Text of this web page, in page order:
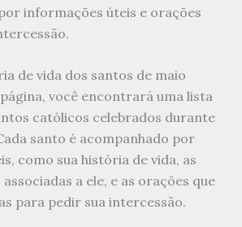
informações úteis e orações
de vida dos santos de maio
você encontrará uma lista
católicos celebrados durante
santo é acompanhado por
como sua história de vida, as
a ele, e as orações que
para pedir sua intercessão.